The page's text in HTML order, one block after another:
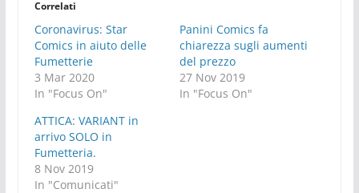
Correlati
Coronavirus: Star
Comics in aiuto delle
Fumetterie
3 Mar 2020
In "Focus On"
Panini Comics fa
chiarezza sugli aumenti
del prezzo
27 Nov 2019
In "Focus On"
ATTICA: VARIANT in
arrivo SOLO in
Fumetteria.
8 Nov 2019
In "Comunicati"